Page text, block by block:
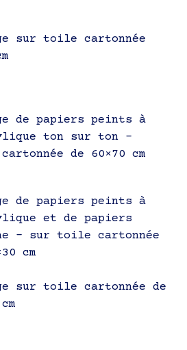
sur toile cartonnée
de papiers peints à
ton sur ton –
de 60×70 cm
de papiers peints à
et de papiers
– sur toile cartonnée
cm
sur toile cartonnée de